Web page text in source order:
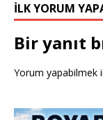
İLK YORUM
Bir yanıt
Yorum yapabilmek